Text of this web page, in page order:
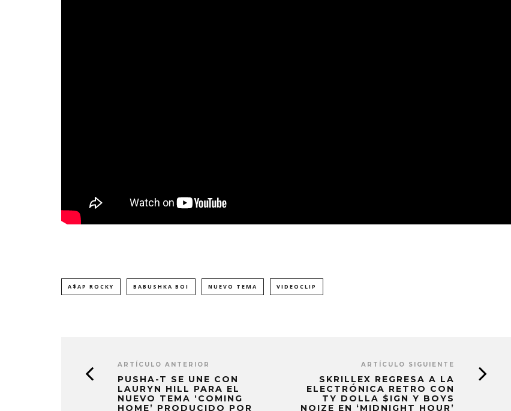
A$AP ROCKY BABUSHKA BOI NUEVO TEMA VIDEOCLIP
ARTÍCULO ANTERIOR
PUSHA-T SE UNE CON
LAURYN HILL PARA EL
NUEVO TEMA ‘COMING
HOME’ PRODUCIDO POR
ARTÍCULO SIGUIENTE
SKRILLEX REGRESA A LA
ELECTRÓNICA RETRO CON
TY DOLLA $IGN Y BOYS
NOIZE EN ‘MIDNIGHT HOUR’